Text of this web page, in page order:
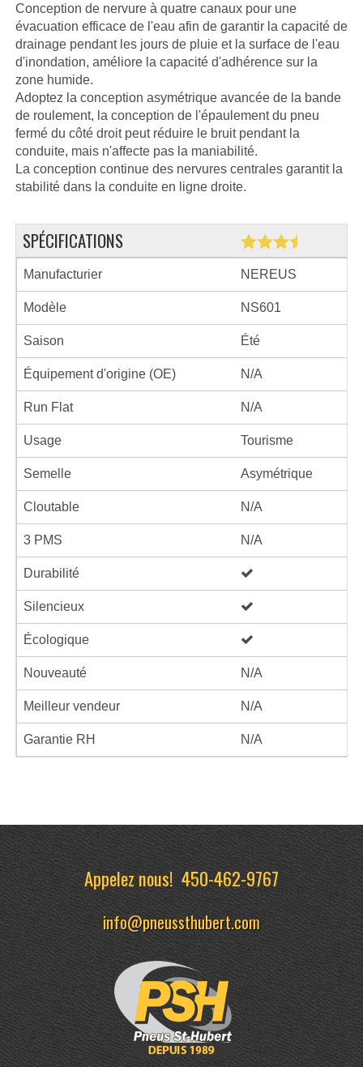
Conception de nervure à quatre canaux pour une
évacuation efficace de l'eau afin de garantir la capacité de
drainage pendant les jours de pluie et la surface de l'eau
d'inondation, améliore la capacité d'adhérence sur la
zone humide.
Adoptez la conception asymétrique avancée de la bande
de roulement, la conception de l'épaulement du pneu
fermé du côté droit peut réduire le bruit pendant la
conduite, mais n'affecte pas la maniabilité.
La conception continue des nervures centrales garantit la
stabilité dans la conduite en ligne droite.
SPÉCIFICATIONS
Manufacturier NEREUS
Modèle NS601
Saison Été
Équipement d'origine (OE) N/A
Run Flat N/A
Usage Tourisme
Semelle Asymétrique
Cloutable N/A
3 PMS N/A
Durabilité
Silencieux
Écologique
Nouveauté N/A
Meilleur vendeur N/A
Garantie RH N/A
Appelez nous!450-462-9767
info@pneussthubert.com